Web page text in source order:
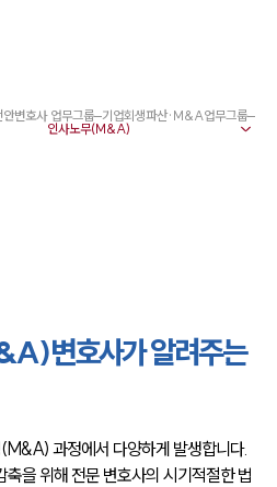
안변호사 업무그룹 기업회생파산·M&A업무그룹
변호사가 알려주는
과정에서 다양하게 발생합니다.
을 위해 전문 변호사의 시기적절한 법